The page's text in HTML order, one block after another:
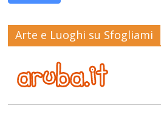
Arte e Luoghi su Sfogliami